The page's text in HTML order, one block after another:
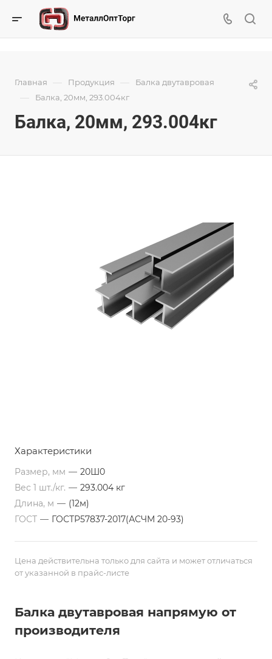
Главная — Продукция — Балка двутавровая
— Балка, 20мм, 293.004кг
Балка, 20мм, 293.004кг
Характеристики
Размер, мм — 20Ш0
Вес 1 шт./кг. — 293.004 кг
Длина, м — (12м)
ГОСТ — ГОСТР57837-2017(АСЧМ 20-93)
Цена действительна только для сайта и может отличаться
от указанной в прайс-листе
Балка двутавровая напрямую от
производителя